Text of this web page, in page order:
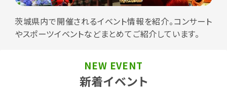
茨城県内で開催されるイベント情報を紹介。コンサート
やスポーツイベントなどまとめてご紹介しています。
新着イベント
NEW EVENT